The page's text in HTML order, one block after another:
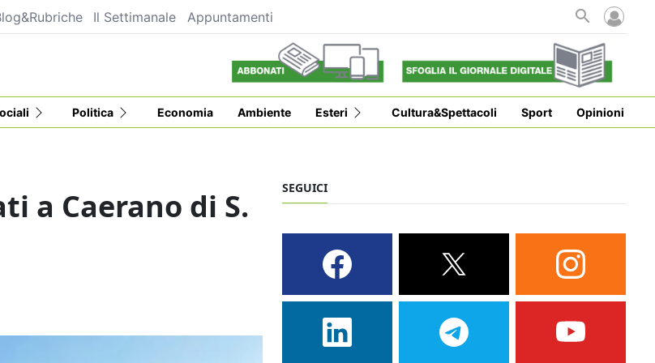
Il Settimanale Appuntamenti
Politica Economia Ambiente Esteri Cultura&Spettacoli Sport Opinioni
a Caerano di S.
SEGUICI